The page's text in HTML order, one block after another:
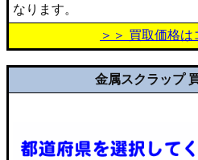
なります。
＞＞ 買取価格は
金属スクラップ